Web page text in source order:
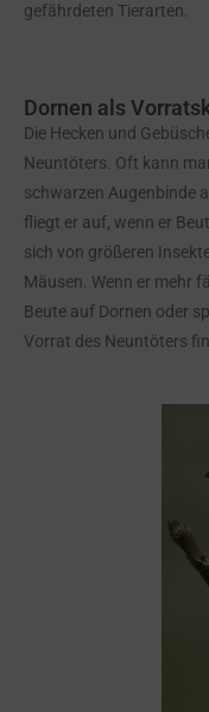
gefährdeten Tierarten.
Dornen als
Die Hecken und
Neuntöters. Oft kann
schwarzen Augenbinde
fliegt er auf, wenn er
sich von größeren
Mäusen. Wenn er mehr
Beute auf Dornen oder
Vorrat des Neuntöters